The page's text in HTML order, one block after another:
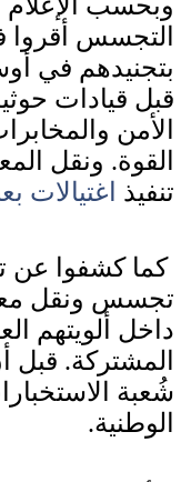
التجسس أقروا
بتجنيدهم في
قبل قيادات
الأمن
القوة. ونقل
تنفيذ اغتيالات
كما كشفوا عن
تجسس ونقل
داخل ألويتهم
المشتركة. قبل
شُعبة
الوطنية.